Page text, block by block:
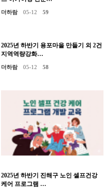
더하람 05-12 59
2025년 하반기 용포마을 만들기 외 2건
지역역량강화…
더하람 05-12 58
2025년 하반기 진해구 노인 셀프건강
케어 프로그램 …